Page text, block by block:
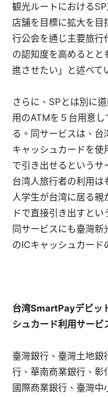
観光ルートにおける
店舗を目標に拡大を目
行公会を通じ主要旅行
の認知度を高めるとと
進させたい」と述べて
さらに、SPとは別に
用のATMを５台用意
る。同サービスは、台
キャッシュカードを使
で引き出せるというサ
台湾人旅行者の利用
人学生が台湾に居る親
ドで直接引き出すと
同サービスにも臺灣
のICキャッシュカード
台湾SmartPayデビッ
シュカード利用サービ
臺灣銀行、臺灣土地銀
行、華南商業銀行、彰
國際商業銀行、臺灣